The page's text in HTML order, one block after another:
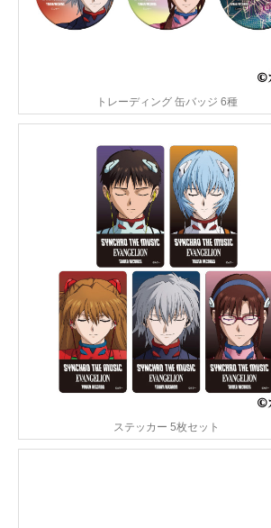
トレーディング 缶バッジ 6種
ステッカー 5枚セット